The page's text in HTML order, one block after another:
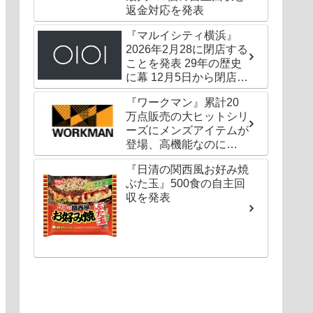
返金対応を発表
『マルイシティ横浜』
2026年2月28に閉店する
ことを発表 29年の歴史
に幕 12月5日から閉店セ
ールも
『ワークマン』累計20
万点販売の大ヒットシリ
ーズにメンズアイテムが
登場、高機能なのに
1000円以下〜の圧倒的
コスパ
『日清の関西風お好み焼
ぶた玉』500食の自主回
収を発表